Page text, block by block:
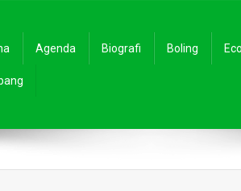
Agenda Biografi Boling